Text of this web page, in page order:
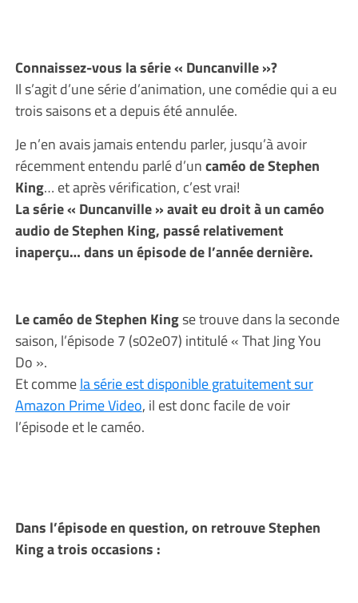
Connaissez-vous la série « Duncanville »?
Il s’agit d’une série d’animation, une comédie qui a eu
trois saisons et a depuis été annulée.
Je n’en avais jamais entendu parler, jusqu’à avoir
récemment entendu parlé d’uncaméo de Stephen
King… et après vérification, c’est vrai!
La série « Duncanville » avait eu droit à un caméo
audio de Stephen King, passé relativement
inaperçu… dans un épisode de l’année dernière.
Le caméo de Stephen Kingse trouve dans la seconde
saison, l’épisode 7 (s02e07) intitulé « That Jing You
Do ».
Et commela série est disponible gratuitement sur
Amazon Prime Video, il est donc facile de voir
l’épisode et le caméo.
Dans l’épisode en question, on retrouve Stephen
King a trois occasions :